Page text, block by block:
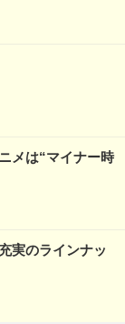
メは“マイナー時
実のラインナッ